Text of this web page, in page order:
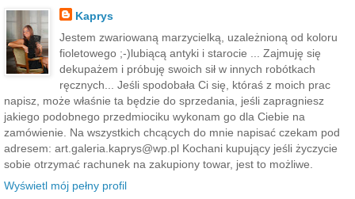
Kaprys
Jestem zwariowaną marzycielką, uzależnioną od koloru
fioletowego ;-)lubiącą antyki i starocie ... Zajmuję się
dekupażem i próbuję swoich sił w innych robótkach
ręcznych... Jeśli spodobała Ci się, któraś z moich prac
napisz, może właśnie ta będzie do sprzedania, jeśli zapragniesz
jakiego podobnego przedmiociku wykonam go dla Ciebie na
zamówienie. Na wszystkich chcących do mnie napisać czekam pod
adresem: art.galeria.kaprys@wp.pl Kochani kupujący jeśli życzycie
sobie otrzymać rachunek na zakupiony towar, jest to możliwe.
Wyświetl mój pełny profil